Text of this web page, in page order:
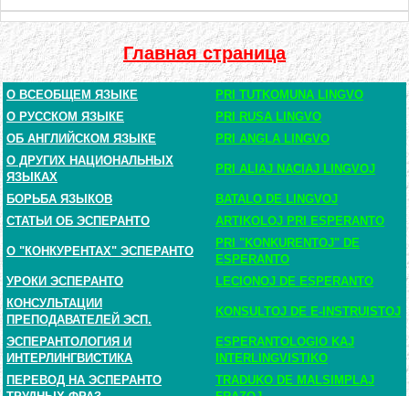
Главная страница
О ВСЕОБЩЕМ ЯЗЫКЕ
PRI TUTKOMUNA LINGVO
О РУССКОМ ЯЗЫКЕ
PRI RUSA LINGVO
ОБ АНГЛИЙСКОМ ЯЗЫКЕ
PRI ANGLA LINGVO
О ДРУГИХ НАЦИОНАЛЬНЫХ
ЯЗЫКАХ
PRI ALIAJ NACIAJ LINGVOJ
БОРЬБА ЯЗЫКОВ
BATALO DE LINGVOJ
СТАТЬИ ОБ ЭСПЕРАНТО
ARTIKOLOJ PRI ESPERANTO
О "КОНКУРЕНТАХ" ЭСПЕРАНТО
PRI "KONKURENTOJ" DE
ESPERANTO
УРОКИ ЭСПЕРАНТО
LECIONOJ DE ESPERANTO
КОНСУЛЬТАЦИИ
ПРЕПОДАВАТЕЛЕЙ ЭСП.
KONSULTOJ DE E-INSTRUISTOJ
ЭСПЕРАНТОЛОГИЯ И
ИНТЕРЛИНГВИСТИКА
ESPERANTOLOGIO KAJ
INTERLINGVISTIKO
ПЕРЕВОД НА ЭСПЕРАНТО
TRADUKO DE MALSIMPLAJ